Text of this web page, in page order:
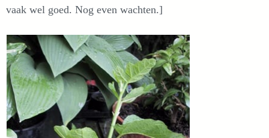
vaak wel goed. Nog even wachten.]